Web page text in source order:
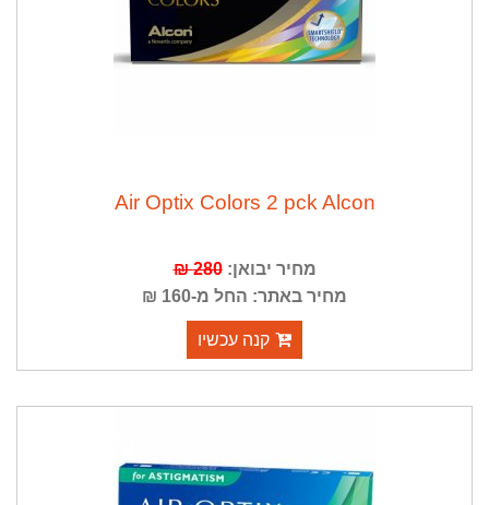
Air Optix Colors 2 pck Alcon
מחיר יבואן:280 ₪
מחיר באתר: החל מ-160 ₪
קנה עכשיו